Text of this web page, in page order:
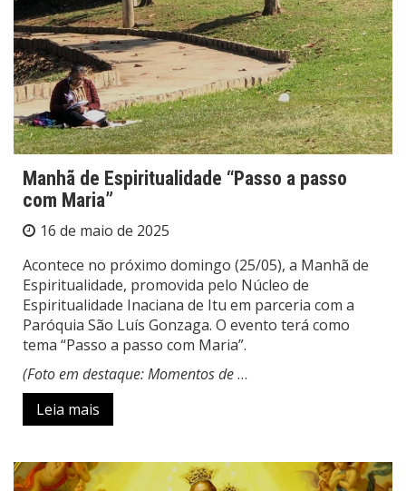
Manhã de Espiritualidade “Passo a passo
com Maria”
16 de maio de 2025
Acontece no próximo domingo (25/05), a Manhã de
Espiritualidade, promovida pelo Núcleo de
Espiritualidade Inaciana de Itu em parceria com a
Paróquia São Luís Gonzaga. O evento terá como
tema “Passo a passo com Maria”.
(Foto em destaque: Momentos de…
Leia mais